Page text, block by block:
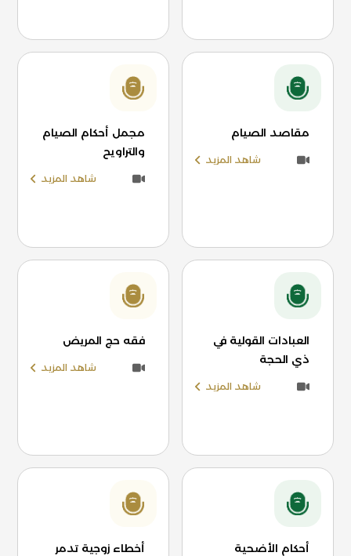
مقاصد الصيام
شاهد المزيد
مجمل أحكام الصيام
والتراويح
شاهد المزيد
العبادات القولية في
ذي الحجة
شاهد المزيد
فقه حج المريض
شاهد المزيد
أحكام الأضحية
أخطاء زوجية تدمر